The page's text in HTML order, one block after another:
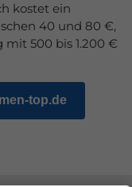
kostet ein
40 und 80 €,
mit 500 bis 1.200 €
top.de